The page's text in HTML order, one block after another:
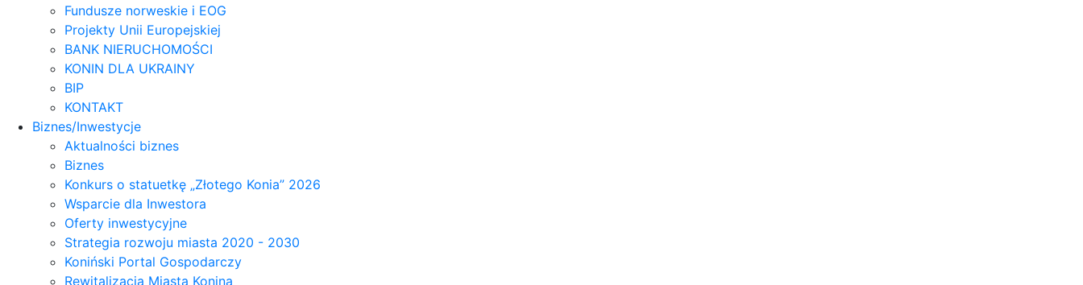
Fundusze norweskie i EOG
Projekty Unii Europejskiej
BANK NIERUCHOMOŚCI
KONIN DLA UKRAINY
BIP
KONTAKT
Biznes/Inwestycje
Aktualności biznes
Biznes
Konkurs o statuetkę „Złotego Konia” 2026
Wsparcie dla Inwestora
Oferty inwestycyjne
Strategia rozwoju miasta 2020 - 2030
Koniński Portal Gospodarczy
Rewitalizacja Miasta Konina